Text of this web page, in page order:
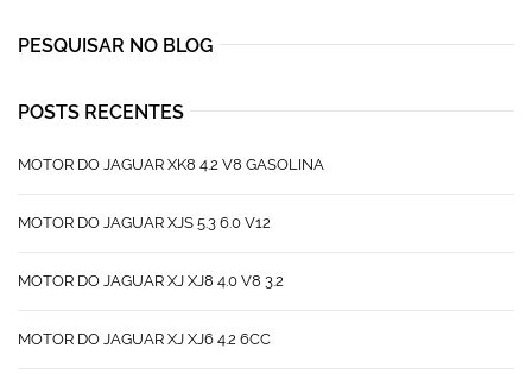
PESQUISAR NO BLOG
POSTS RECENTES
MOTOR DO JAGUAR XK8 4.2 V8 GASOLINA
MOTOR DO JAGUAR XJS 5.3 6.0 V12
MOTOR DO JAGUAR XJ XJ8 4.0 V8 3.2
MOTOR DO JAGUAR XJ XJ6 4.2 6CC